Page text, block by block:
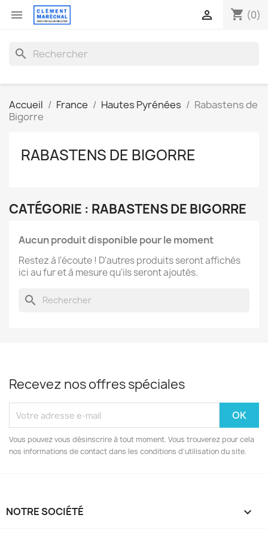
 shopping_cart (0)

search
Accueil France Hautes Pyrénées
Rabastens de
Bigorre
RABASTENS DE BIGORRE
CATÉGORIE : RABASTENS DE BIGORRE
Aucun produit disponible pour le moment
Restez à l'écoute ! D'autres produits seront affichés
ici au fur et à mesure qu'ils seront ajoutés.
search
Recevez nos offres spéciales
Vous pouvez vous désinscrire à tout moment. Vous trouverez pour cela
nos informations de contact dans les conditions d'utilisation du site.
NOTRE SOCIÉTÉ 